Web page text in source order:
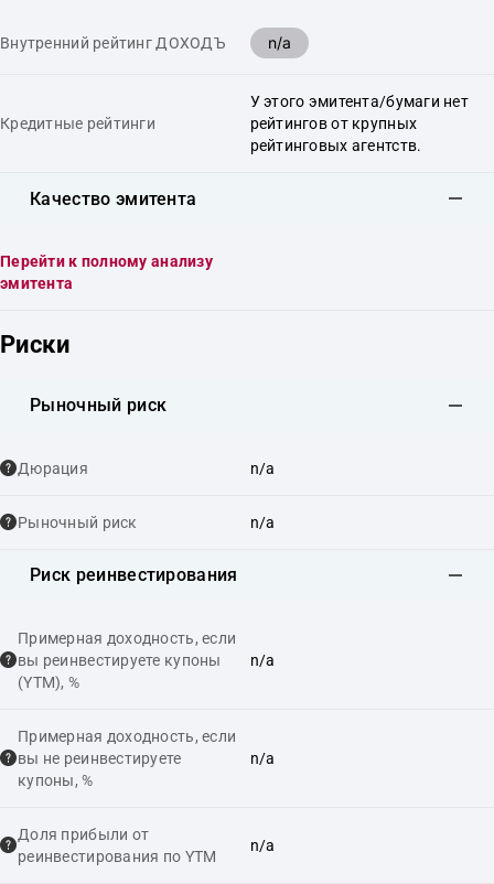
Внутренний рейтинг ДОХОДЪ n/a
Кредитные рейтинги
У этого эмитента/бумаги нет
рейтингов от крупных
рейтинговых агентств.
Качество эмитента
Перейти к полному анализу
эмитента
Риски
Рыночный риск
Дюрация n/a
Рыночный риск n/a
Риск реинвестирования
Примерная доходность, если
вы реинвестируете купоны
(YTM), %
n/a
Примерная доходность, если
вы не реинвестируете
купоны, %
n/a
Доля прибыли от
реинвестирования по YTM
n/a